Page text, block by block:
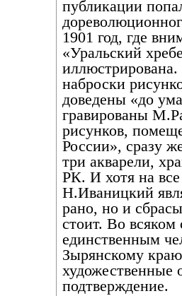
публикации
1901 год, где
«Уральский
иллюстрирована.
наброски
доведены «до
гравированы
рисунков,
России», сразу
три акварели,
РК. И хотя на все
Н.Иваницкий
рано, но и
стоит. Во всяком
единственным
Зырянскому
художественные
подтверждение.